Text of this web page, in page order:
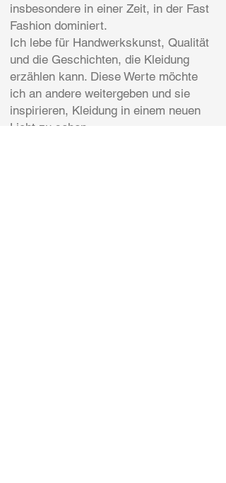
insbesondere in einer Zeit, in der Fast
Fashion dominiert.
Ich lebe für Handwerkskunst, Qualität
und die Geschichten, die Kleidung
erzählen kann. Diese Werte möchte
ich an andere weitergeben und sie
inspirieren, Kleidung in einem neuen
Licht zu sehen.